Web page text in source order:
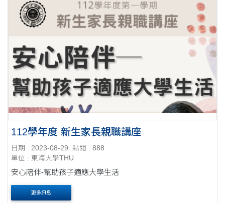
112學年度 新生家長親職講座
日期 : 2023-08-29
點閱 : 888
單位 : 東海大學THU
安心陪伴-幫助孩子適應大學生活
更多訊息